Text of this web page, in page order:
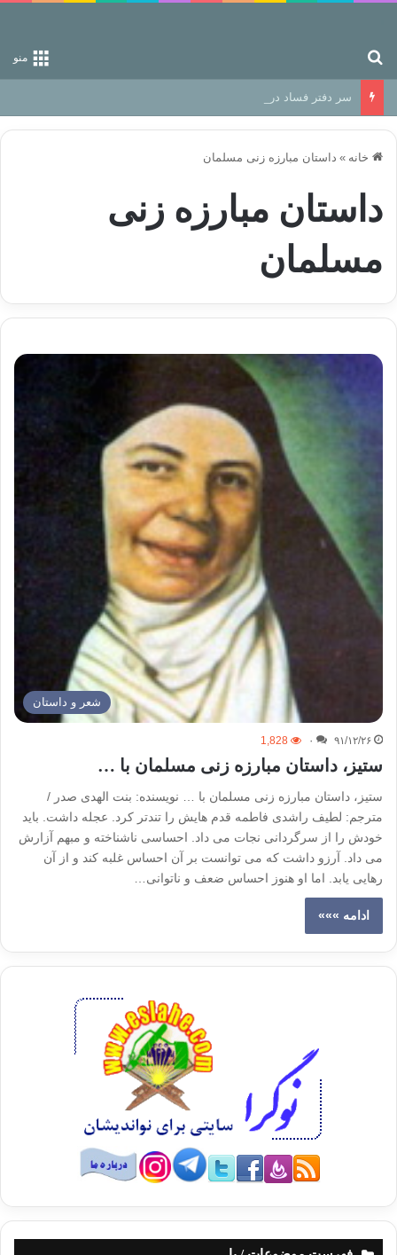
منو
سر دفتر فساد در زمین‌، دوری وکناره‌گیری از راه خداست‌!
خانه » داستان مبارزه زنی مسلمان
داستان مبارزه زنی
مسلمان
شعر و داستان
۹۱/۱۲/۲۶ ۰ 1,828
ستیز، داستان مبارزه زنی مسلمان با …
ستیز، داستان مبارزه زنی مسلمان با … نویسنده: بنت الهدی صدر /
مترجم: لطیف راشدی فاطمه قدم هایش را تندتر کرد. عجله داشت. باید
خودش را از سرگردانی نجات می داد. احساسی ناشناخته و مبهم آزارش
می داد. آرزو داشت که می توانست بر آن احساس غلبه کند و از آن
رهایی یابد. اما او هنوز احساس ضعف و ناتوانی…
ادامه »»»